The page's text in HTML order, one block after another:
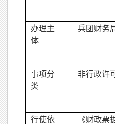
办理主
体
兵团财务
事项分
类
非行政许
行使依
《财政票